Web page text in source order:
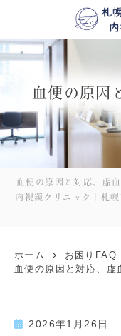
血便の原因
血便の原因と対応、虚
内視鏡クリニック｜札
ホーム お困りFAQ
血便の原因と対応、
2026年1月26日